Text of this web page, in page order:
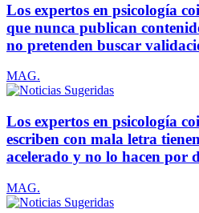
Los expertos en psicología
que nunca publican
no pretenden buscar
MAG.
Los expertos en psicología
escriben con mala letra
acelerado y no lo hacen por
MAG.